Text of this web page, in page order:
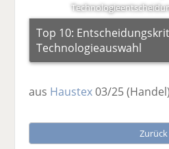
Top 10:
Technologieauswahl
aus Haustex03/25(Handel)
Zurück